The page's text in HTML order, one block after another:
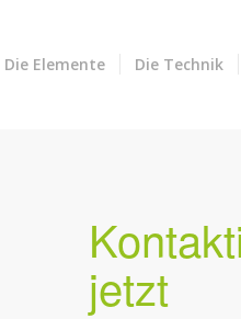
Die Elemente Die Technik
jetzt